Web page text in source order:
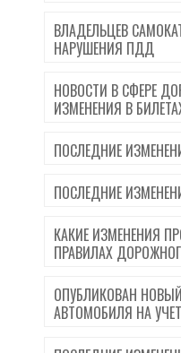
ВЛАДЕЛЬЦЕВ
НАРУШЕНИЯ ПДД
НОВОСТИ В СФЕРЕ
ИЗМЕНЕНИЯ В
ПОСЛЕДНИЕ
ПОСЛЕДНИЕ
КАКИЕ ИЗМЕНЕНИЯ
ПРАВИЛАХ
ОПУБЛИКОВАН
АВТОМОБИЛЯ НА УЧЕТ